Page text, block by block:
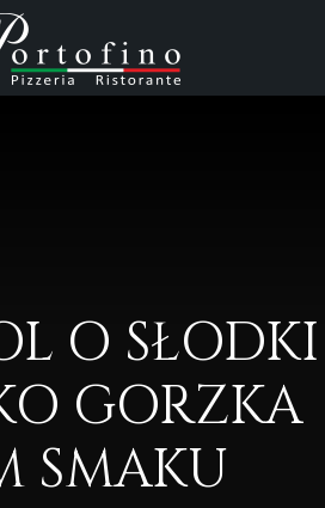
O SŁODKI
GORZKA
SMAKU